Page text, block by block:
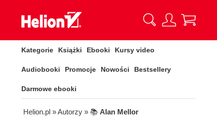
Kategorie Książki Ebooki Kursy video
Audiobooki Promocje Nowości Bestsellery
Darmowe ebooki
Helion.pl » Autorzy » 📚 Alan Mellor